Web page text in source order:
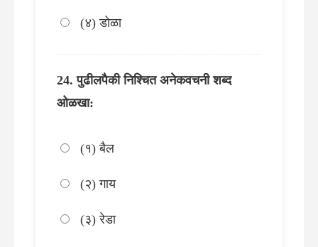
(४) डोळा
पुढीलपैकी निश्चित अनेकवचनी शब्द
ओळखा:
(१) बैल
(२) गाय
(३) रेडा